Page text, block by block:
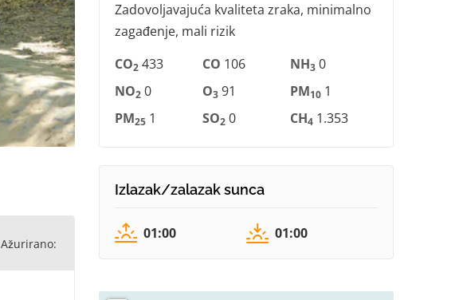
Ažurirano:
Zadovoljavajuća kvaliteta zraka, minimalno
zagađenje, mali rizik
CO2 433 CO 106 NH3 0
NO2 0 O3 91 PM10 1
PM25 1 SO2 0 CH4 1.353
Izlazak/zalazak sunca
01:00 01:00